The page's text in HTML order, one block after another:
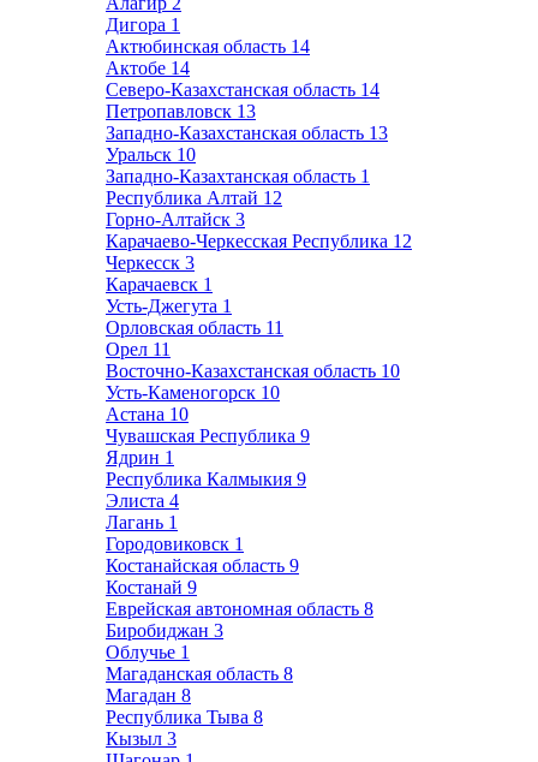
Дигора 1
Актюбинская область 14
Актобе 14
Северо-Казахстанская область 14
Петропавловск 13
Западно-Казахстанская область 13
Уральск 10
Западно-Казахтанская область 1
Республика Алтай 12
Горно-Алтайск 3
Карачаево-Черкесская Республика 12
Черкесск 3
Карачаевск 1
Усть-Джегута 1
Орловская область 11
Орел 11
Восточно-Казахстанская область 10
Усть-Каменогорск 10
Астана 10
Чувашская Республика 9
Ядрин 1
Республика Калмыкия 9
Элиста 4
Лагань 1
Городовиковск 1
Костанайская область 9
Костанай 9
Еврейская автономная область 8
Биробиджан 3
Облучье 1
Магаданская область 8
Магадан 8
Республика Тыва 8
Кызыл 3